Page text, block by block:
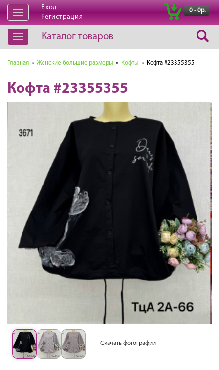
Открыть
навигацию
Вход
Регистрация
0 - 0р.
Открыть
навигацию
Каталог товаров
Главная » Женские большие размеры » Кофты » Кофта #23355355
Кофта #23355355
Скачать фотографии